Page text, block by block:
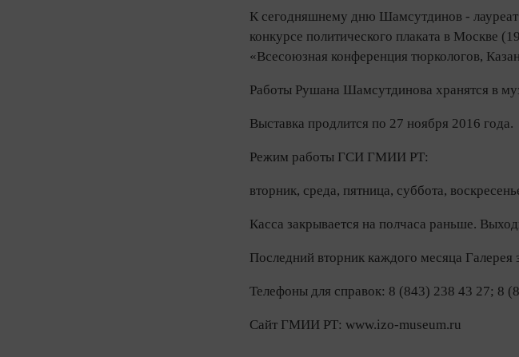
К сегодняшнему дню Шамсутдинов - лауреат
конкурсе политического плаката в Москве
«Всесоюзная конференция тюркологов,
Работы Рушана Шамсутдинова хранятся в
Выставка продлится по 27 ноября 2016 года.
Режим работы ГСИ ГМИИ РТ:
вторник, среда, пятница, суббота,
Касса закрывается на полчаса раньше.
Последний вторник каждого месяца Галерея
Телефоны для справок: 8 (843) 238 43 27; 8
Сайт ГМИИ РТ: www.izo-museum.ru